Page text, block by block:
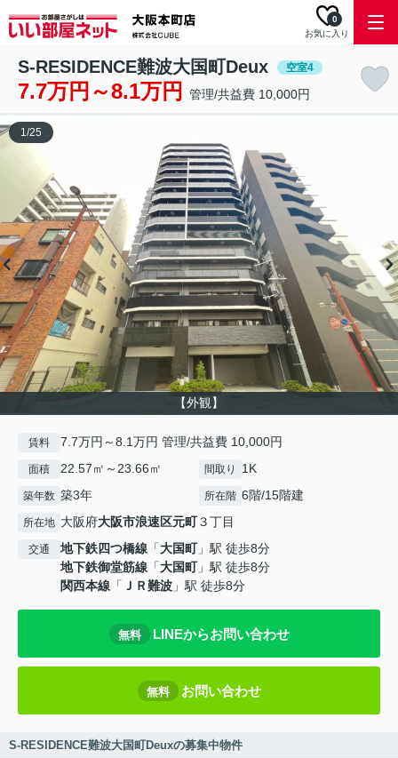
お気に入り
0
S-RESIDENCE難波大国町Deux 空室4
7.7万円～8.1万円 管理/共益費 10,000円
【外観】
1/25
賃料 7.7万円～8.1万円 管理/共益費 10,000円
面積 22.57㎡～23.66㎡ 間取り 1K
築年数 築3年 所在階 6階/15階建
所在地 大阪府大阪市浪速区元町３丁目
交通 地下鉄四つ橋線 「大国町」駅 徒歩8分
地下鉄御堂筋線 「大国町」駅 徒歩8分
関西本線 「 ＪＲ難波 」駅 徒歩8分
無料 LINEからお問い合わせ
無料 お問い合わせ
S-RESIDENCE難波大国町Deuxの募集中物件